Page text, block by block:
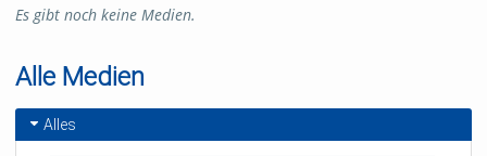
Es gibt noch keine Medien.
Alle Medien
Alles